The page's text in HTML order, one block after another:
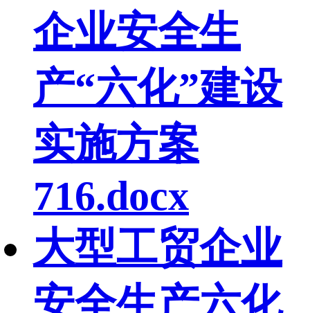
企业安全生
产“六化”建设
实施方案
716.docx
大型工贸企业